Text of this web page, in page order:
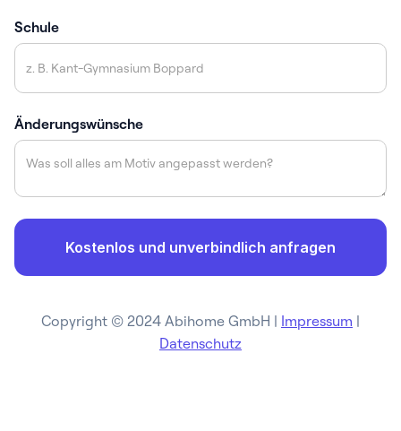
Schule
Änderungswünsche
Copyright © 2024 Abihome GmbH | Impressum |
Datenschutz